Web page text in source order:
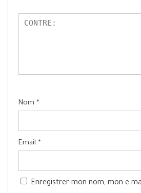
Nom *
Email *
Enregistrer mon nom, mon e-